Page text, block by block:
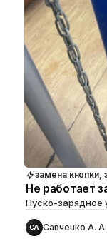
замена кнопки,
Не работает
Пуско-зарядное
СА Савченко А. А.